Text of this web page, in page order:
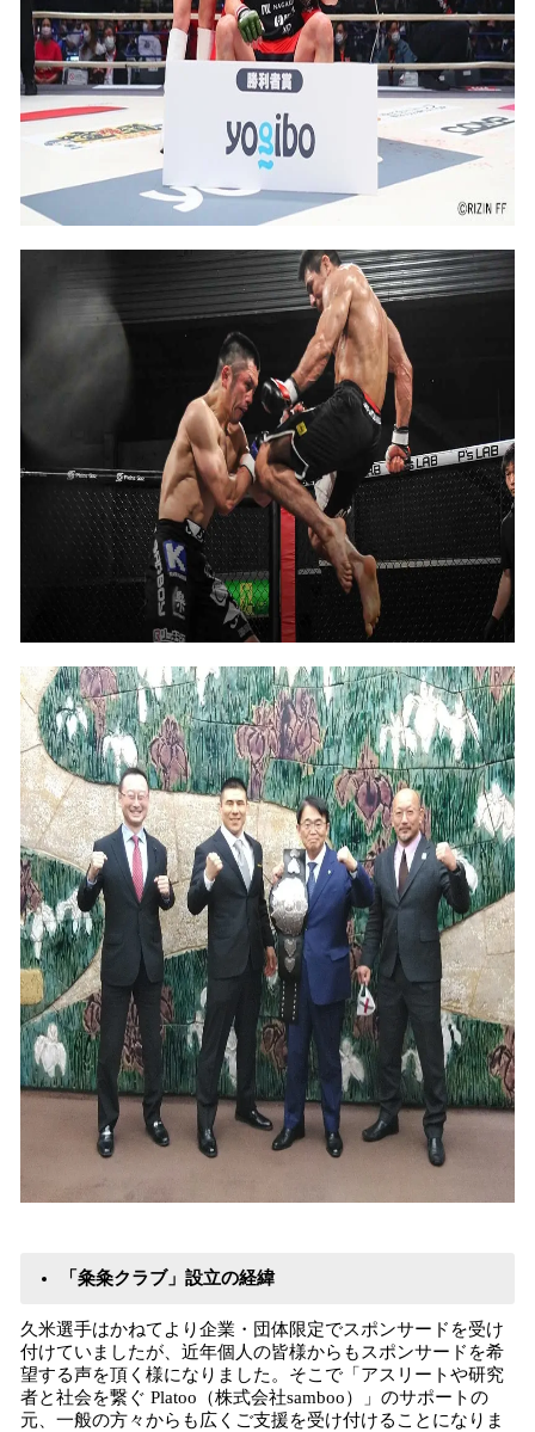
「粂粂クラブ」設立の経緯
久米選手はかねてより企業・団体限定でスポンサードを受け
付けていましたが、近年個人の皆様からもスポンサードを希
望する声を頂く様になりました。そこで「アスリートや研究
者と社会を繋ぐ Platoo（株式会社samboo）」のサポートの
元、一般の方々からも広くご支援を受け付けることになりま